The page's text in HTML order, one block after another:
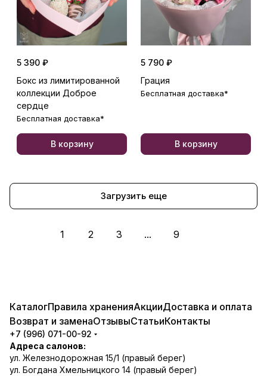
5 390 ₽
Бокс из лимитированной
коллекции Доброе
сердце
Бесплатная доставка*
В корзину
5 790 ₽
Грация
Бесплатная доставка*
В корзину
Загрузить еще
1 2 3 ... 9
КаталогПравила храненияАкцииДоставка и оплата
Возврат и заменаОтзывыСтатьиКонтакты
+7 (996) 071-00-92
Адреса салонов:
ул. Железнодорожная 15/1 (правый берег)
ул. Богдана Хмельницкого 14 (правый берег)